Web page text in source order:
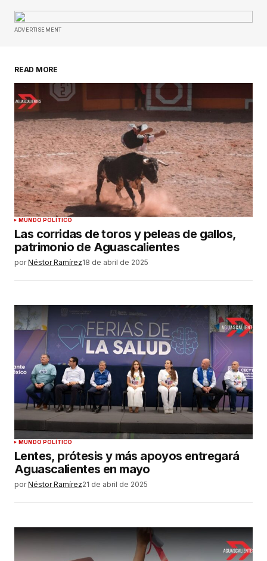
Tu dirección de correo electrónico no será
publicada.
Su nombre*
Tu correo electrónico*
Guardar mi nombre, correo electrónico y sitio
web en este navegador para la próxima vez que
haga un comentario.
ADVERTISEMENT
READ MORE
MUNDO POLÍTICO
Las corridas de toros y peleas de gallos,
patrimonio de Aguascalientes
por Néstor Ramírez18 de abril de 2025
MUNDO POLÍTICO
Lentes, prótesis y más apoyos entregará
Aguascalientes en mayo
por Néstor Ramírez21 de abril de 2025